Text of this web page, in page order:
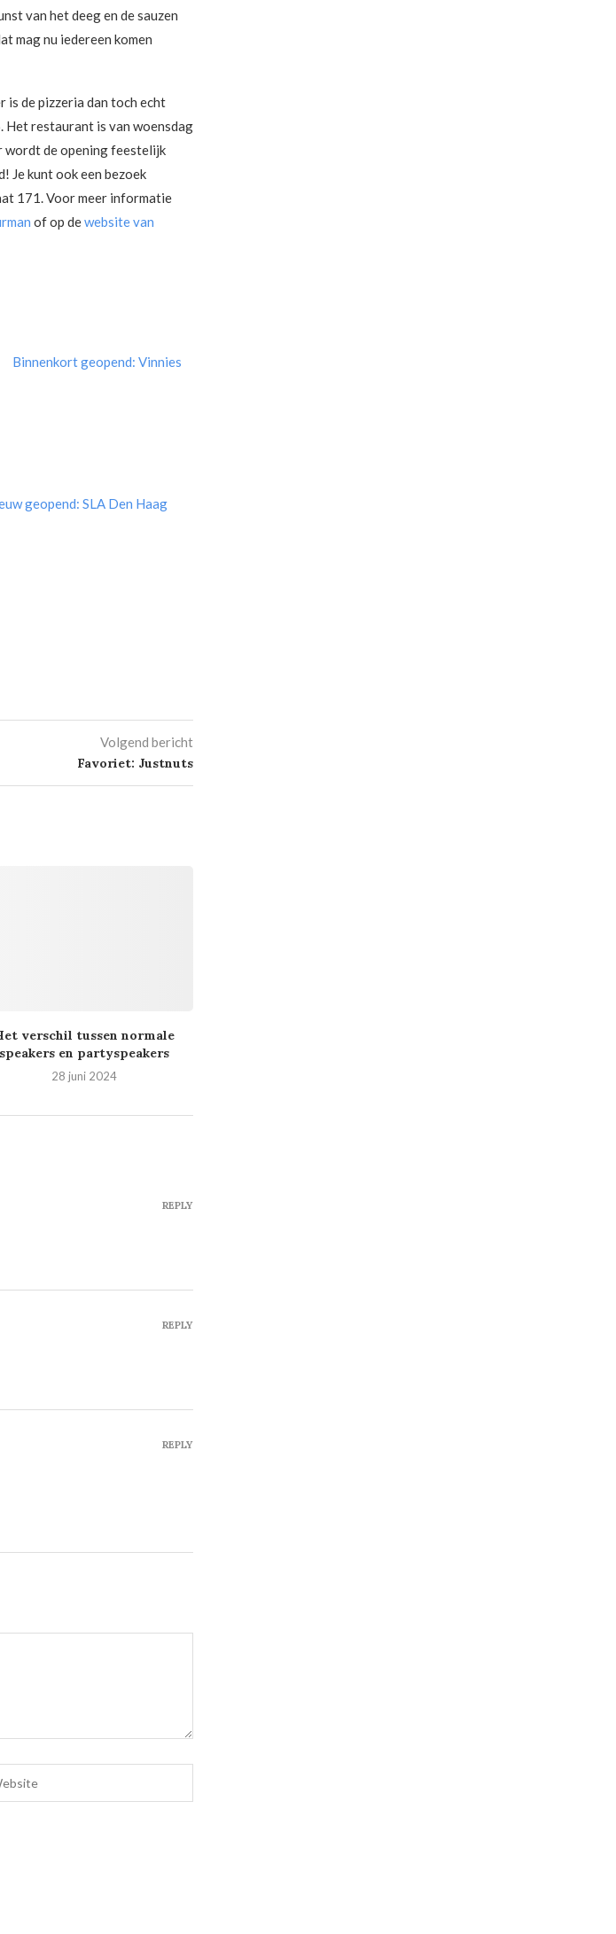
van het deeg en de sauzen
mag nu iedereen komen
is de pizzeria dan toch echt
Het restaurant is van woensdag
wordt de opening feestelijk
Je kunt ook een bezoek
171. Voor meer informatie
of op dewebsite van
Binnenkort geopend: Vinnies
geopend: SLA Den Haag
Volgend bericht
Favoriet: Justnuts
verschil tussen normale
speakers en partyspeakers
28 juni 2024
REPLY
REPLY
REPLY